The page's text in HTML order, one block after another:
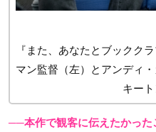
『また、あなたとブックク
マン監督（左）とアンディ
キート
──本作で観客に伝えたかった